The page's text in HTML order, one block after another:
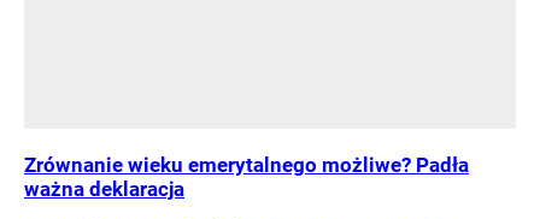
Zrównanie wieku emerytalnego możliwe? Padła
ważna deklaracja